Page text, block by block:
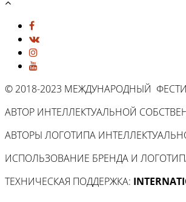
© 2018-2023 МЕЖДУНАРОДНЫЙ
АВТОР ИНТЕЛЛЕКТУАЛЬНОЙ
АВТОРЫ ЛОГОТИПА
ИСПОЛЬЗОВАНИЕ БРЕНДА И
ТЕХНИЧЕСКАЯ ПОДДЕРЖКА: